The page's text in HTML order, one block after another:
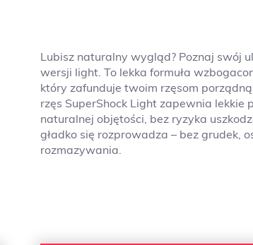
Lubisz naturalny wygląd? Poznaj swój
wersji light. To lekka formuła
który zafunduje twoim rzęsom
rzęs SuperShock Light zapewnia lekkie
naturalnej objętości, bez ryzyka
gładko się rozprowadza – bez grudek,
rozmazywania.